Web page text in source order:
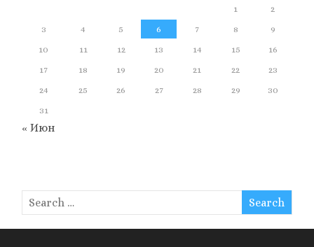
1
2
3
4 5 6 7 8
9
10
11 12 13 14 15
16
17
18 19 20 21 22
23
24
25 26 27 28 29
30
31
« Июн